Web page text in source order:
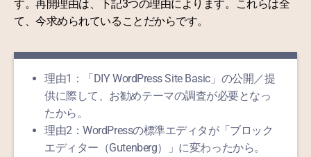
す。再開理由は、下記3つの理由によります。これらは全
て、今求められていることだからです。
理由1：「DIY WordPress Site Basic」の公開／提
供に際して、お勧めテーマの調査が必要となっ
たから。
理由2：WordPressの標準エディタが「ブロック
エディター（Gutenberg）」に変わったから。